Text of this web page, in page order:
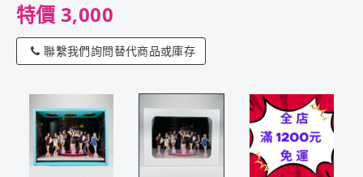
特價 3,000
聯繫我們詢問替代商品或庫存